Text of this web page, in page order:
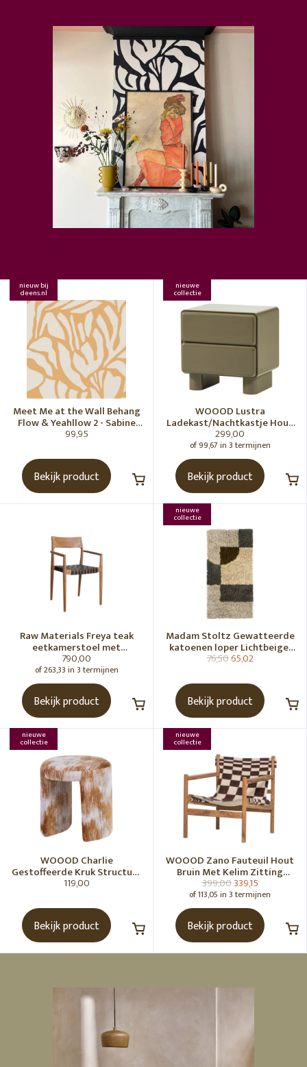
nieuw bij
deens.nl
Meet Me at the Wall Behang
Flow & Yeahllow 2 - Sabine
van Vessem
99,95
Bekijk product
nieuwe
collectie
WOOOD Lustra
Ladekast/Nachtkastje Hout
Hoogglans Groen [Fsc]
299,00
of 99,67 in 3 termijnen
Bekijk product
Raw Materials Freya teak
eetkamerstoel met
armleuning - Zwart (set of 2)
790,00
of 263,33 in 3 termijnen
Bekijk product
nieuwe
collectie
Madam Stoltz Gewatteerde
katoenen loper Lichtbeige,
gebroken wit, grijs, groen
76,5065,02
Bekijk product
nieuwe
collectie
WOOOD Charlie
Gestoffeerde Kruk Structuur
Stof Karamelbruin [Fsc]
119,00
Bekijk product
nieuwe
collectie
WOOOD Zano Fauteuil Hout
Bruin Met Kelim Zitting
Naturel
399,00339,15
of 113,05 in 3 termijnen
Bekijk product